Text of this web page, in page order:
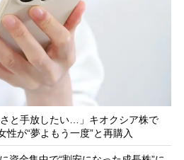
さと手放したい…」キオクシア株で
が“夢よもう一度”と再購入